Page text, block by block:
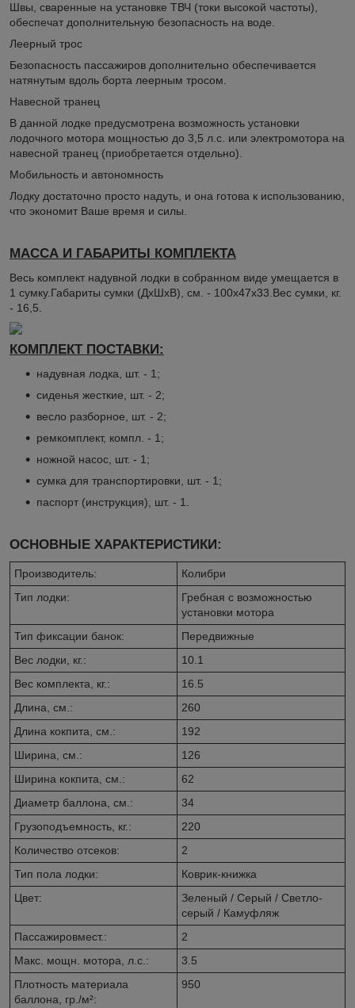
Швы, сваренные на установке ТВЧ (токи высокой частоты),
обеспечат дополнительную безопасность на воде.
Леерный трос
Безопасность пассажиров дополнительно обеспечивается
натянутым вдоль борта леерным тросом.
Навесной транец
В данной лодке предусмотрена возможность установки
лодочного мотора мощностью до 3,5 л.с. или электромотора на
навесной транец (приобретается отдельно).
Мобильность и автономность
Лодку достаточно просто надуть, и она готова к использованию,
что экономит Ваше время и силы.
МАССА И ГАБАРИТЫ КОМПЛЕКТА
Весь комплект надувной лодки в собранном виде умещается в
1 сумку.Габариты сумки (ДхШхВ), см. - 100х47х33.Вес сумки, кг.
- 16,5.
КОМПЛЕКТ ПОСТАВКИ:
надувная лодка, шт. - 1;
сиденья жесткие, шт. - 2;
весло разборное, шт. - 2;
ремкомплект, компл. - 1;
ножной насос, шт. - 1;
сумка для транспортировки, шт. - 1;
паспорт (инструкция), шт. - 1.
ОСНОВНЫЕ ХАРАКТЕРИСТИКИ:
Производитель:
Колибри
Тип лодки:
Гребная с возможностью
установки мотора
Тип фиксации банок:
Передвижные
Вес лодки, кг.:
10.1
Вес комплекта, кг.:
16.5
Длина, см.:
260
Длина кокпита, см.:
192
Ширина, см.:
126
Ширина кокпита, см.:
62
Диаметр баллона, см.:
34
Грузоподъемность, кг.:
220
Количество отсеков:
2
Тип пола лодки:
Коврик-книжка
Цвет:
Зеленый / Серый / Светло-
серый / Камуфляж
Пассажировмест.:
2
Макс. мощн. мотора, л.с.:
3.5
Плотность материала
баллона, гр./м²:
950